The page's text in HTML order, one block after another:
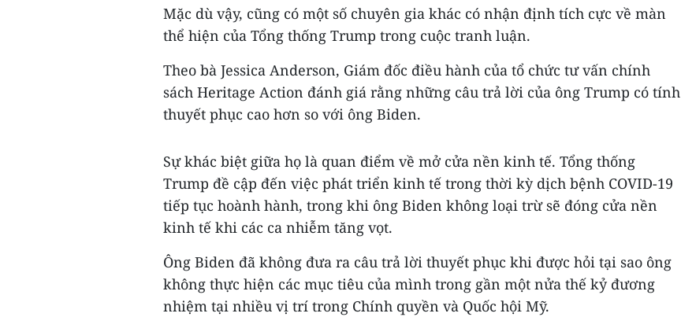
Mặc dù vậy, cũng có một số chuyên gia khác có nhận định tích cực về màn
thể hiện của Tổng thống Trump trong cuộc tranh luận.
Theo bà Jessica Anderson, Giám đốc điều hành của tổ chức tư vấn chính
sách Heritage Action đánh giá rằng những câu trả lời của ông Trump có tính
thuyết phục cao hơn so với ông Biden.
Sự khác biệt giữa họ là quan điểm về mở cửa nền kinh tế. Tổng thống
Trump đề cập đến việc phát triển kinh tế trong thời kỳ dịch bệnh COVID-19
tiếp tục hoành hành, trong khi ông Biden không loại trừ sẽ đóng cửa nền
kinh tế khi các ca nhiễm tăng vọt.
Ông Biden đã không đưa ra câu trả lời thuyết phục khi được hỏi tại sao ông
không thực hiện các mục tiêu của mình trong gần một nửa thế kỷ đương
nhiệm tại nhiều vị trí trong Chính quyền và Quốc hội Mỹ.